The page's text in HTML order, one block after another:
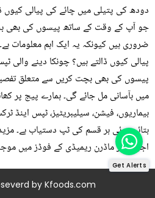
دودھ کی پتیلی میں چائے کی پیالی کیوں
جو آپ کے وقت کے ساتھ پیسوں کی بھی
ضروری ہیں کیونکہ یہ ایک اہم معلومات
پیالی کیوں ڈالتے ہیں؟ چونکا دینے
پیسوں کی بھی بچت کریں سے متعلق
میں بآسانی مل جائے گی۔ ہمارے پیج پر
بیماریوں، فیشن، سیلیبریٹیز، ٹپس
بتائی ہوئی ہر قسم کی ٹپ دستیاب ہے۔
اجزاء اور ماڈرن ریمیڈی کے فوڈز میں
by Kfoods.com
Get Alerts